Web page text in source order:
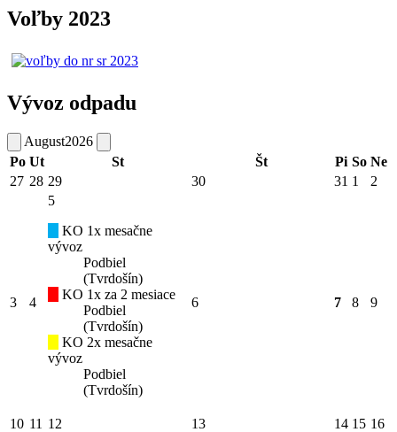
Voľby 2023
Vývoz odpadu
August2026
Po Ut St Št Pi So Ne
27 28 29 30 31 1 2
3 4
5
KO 1x mesačne
vývoz
Podbiel
(Tvrdošín)
KO 1x za 2 mesiace
Podbiel
(Tvrdošín)
KO 2x mesačne
vývoz
Podbiel
(Tvrdošín)
6 7 8 9
10 11 12 13 14 15 16